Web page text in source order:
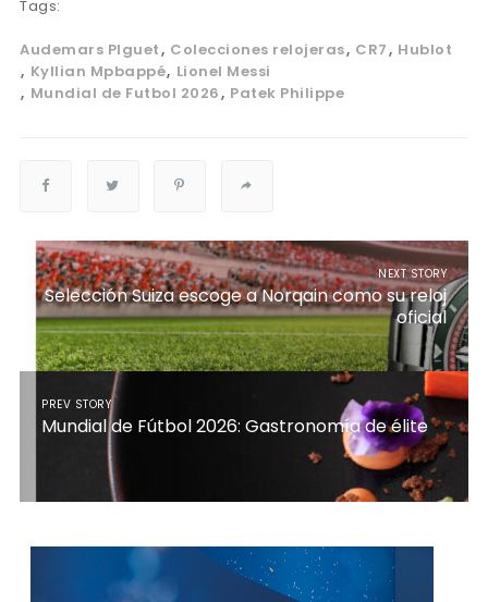
Tags:
Audemars PIguet Colecciones relojeras CR7
Hublot
Kyllian Mpbappé Lionel Messi
Mundial de Futbol 2026
Patek Philippe
NEXT STORY
Selección Suiza escoge a Norqain como su reloj
oficial
PREV STORY
Mundial de Fútbol 2026: Gastronomía de élite